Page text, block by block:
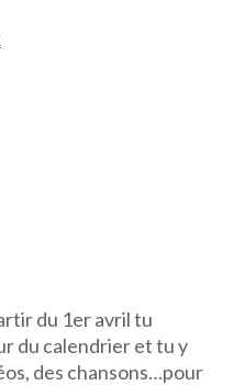
du 1er avril tu
du calendrier et tu y
des chansons…pour